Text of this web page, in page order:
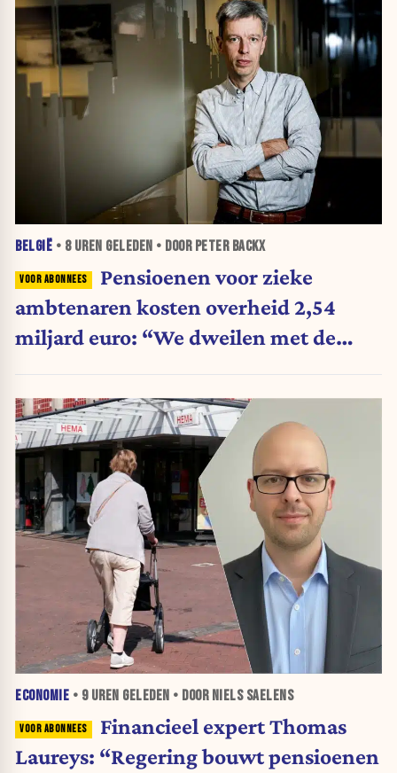
BELGIË • 8 UREN GELEDEN • DOOR PETER BACKX
Pensioenen voor zieke
ambtenaren kosten overheid 2,54
miljard euro: “We dweilen met de
ECONOMIE • 9 UREN GELEDEN • DOOR NIELS SAELENS
Financieel expert Thomas
Laureys: “Regering bouwt pensioenen